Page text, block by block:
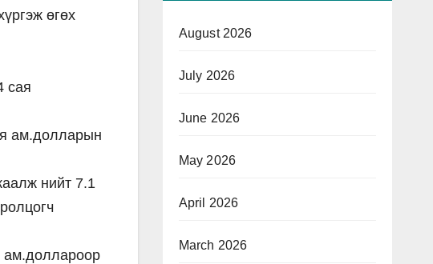
өгөх
сая
ам.долларын
нийт 7.1
ам.доллароор
August 2026
July 2026
June 2026
May 2026
April 2026
March 2026